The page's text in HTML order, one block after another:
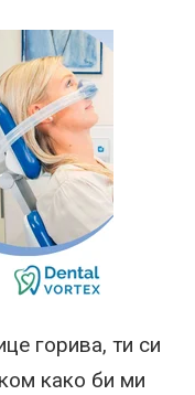
горива, ти си
како би ми